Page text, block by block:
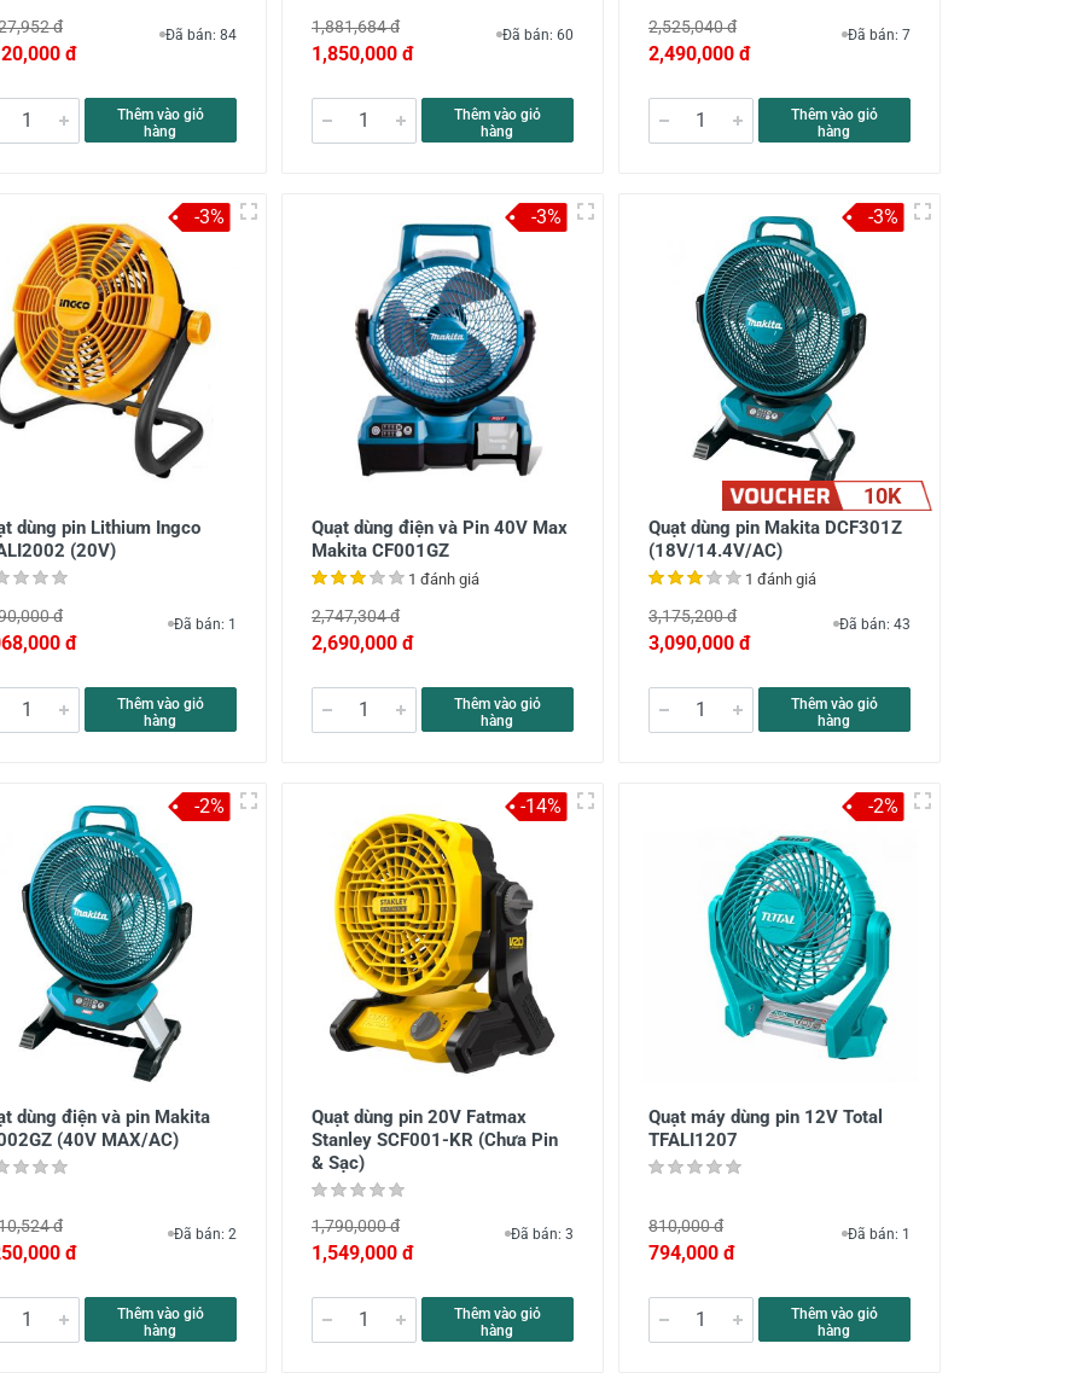
đ
đ
Đã bán: 84
Thêm vào giỏ
hàng
1,881,684 đ
1,850,000 đ
Đã bán: 60
Thêm vào giỏ
hàng
2,525,040 đ
2,490,000 đ
Đã bán: 7
Thêm vào giỏ
hàng
dùng pin Lithium Ingco
(20V)
đ
đ
Đã bán: 1
Thêm vào giỏ
hàng
-3%
Quạt dùng điện và Pin 40V Max
Makita CF001GZ
1 đánh giá
2,747,304 đ
2,690,000 đ
Thêm vào giỏ
hàng
-3%
10K
Quạt dùng pin Makita DCF301Z
(18V/14.4V/AC)
1 đánh giá
3,175,200 đ
3,090,000 đ
Đã bán: 43
Thêm vào giỏ
hàng
-3%
dùng điện và pin Makita
(40V MAX/AC)
đ
đ
Đã bán: 2
Thêm vào giỏ
hàng
-2%
Quạt dùng pin 20V Fatmax
Stanley SCF001-KR (Chưa Pin
& Sạc)
1,790,000 đ
1,549,000 đ
Đã bán: 3
Thêm vào giỏ
hàng
-14%
Quạt máy dùng pin 12V Total
TFALI1207
810,000 đ
794,000 đ
Đã bán: 1
Thêm vào giỏ
hàng
-2%